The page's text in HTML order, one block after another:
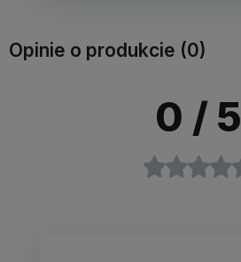
Opinie o produkcie (0)
0 / 5